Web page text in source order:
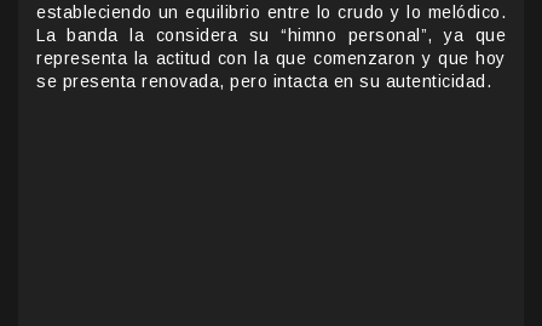
estableciendo un equilibrio entre lo crudo y lo melódico.
La banda la considera su “himno personal”, ya que
representa la actitud con la que comenzaron y que hoy
se presenta renovada, pero intacta en su autenticidad.